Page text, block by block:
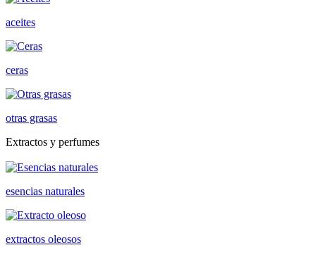
aceites
ceras
otras grasas
Extractos y perfumes
esencias naturales
extractos oleosos